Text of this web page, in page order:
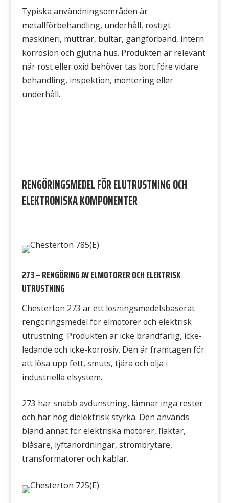
Typiska användningsområden är
metallförbehandling, underhåll, rostigt
maskineri, muttrar, bultar, gängförband, intern
korrosion och gjutna hus. Produkten är relevant
när rost eller oxid behöver tas bort före vidare
behandling, inspektion, montering eller
underhåll.
RENGÖRINGSMEDEL FÖR ELUTRUSTNING OCH
ELEKTRONISKA KOMPONENTER
273 – RENGÖRING AV ELMOTORER OCH ELEKTRISK
UTRUSTNING
Chesterton 273 är ett lösningsmedelsbaserat
rengöringsmedel för elmotorer och elektrisk
utrustning. Produkten är icke brandfarlig, icke-
ledande och icke-korrosiv. Den är framtagen för
att lösa upp fett, smuts, tjära och olja i
industriella elsystem.
273 har snabb avdunstning, lämnar inga rester
och har hög dielektrisk styrka. Den används
bland annat för elektriska motorer, fläktar,
blåsare, lyftanordningar, strömbrytare,
transformatorer och kablar.